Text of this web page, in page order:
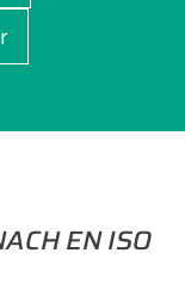
EN ISO